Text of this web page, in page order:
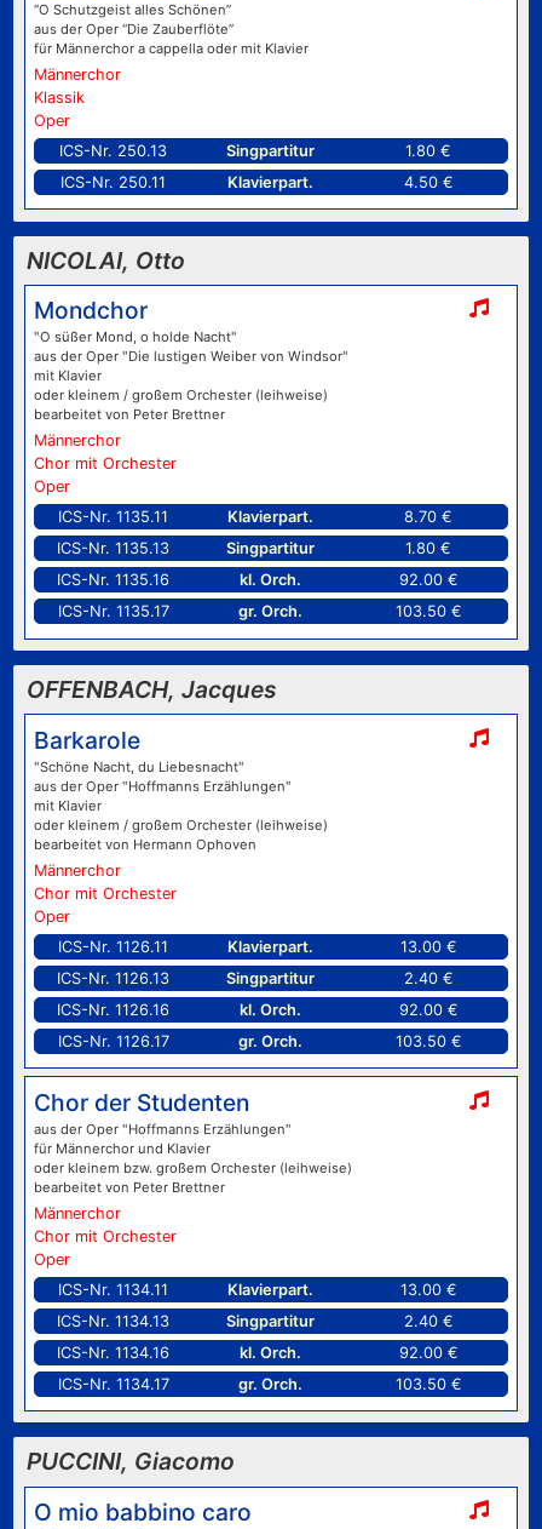
“O Schutzgeist alles Schönen”
aus der Oper “Die Zauberflöte”
für Männerchor a cappella oder mit Klavier
Männerchor
Klassik
Oper
ICS-Nr. 250.13
Singpartitur
1.80 €
ICS-Nr. 250.11
Klavierpart. 4.50 €
NICOLAI, Otto
Mondchor
"O süßer Mond, o holde Nacht"
aus der Oper "Die lustigen Weiber von Windsor"
mit Klavier
oder kleinem / großem Orchester (leihweise)
bearbeitet von Peter Brettner
Männerchor
Chor mit Orchester
Oper
ICS-Nr. 1135.11
Klavierpart.
8.70 €
ICS-Nr. 1135.13
Singpartitur
1.80 €
ICS-Nr. 1135.16
kl. Orch.
92.00 €
ICS-Nr. 1135.17
gr. Orch. 103.50 €
OFFENBACH, Jacques
Barkarole
"Schöne Nacht, du Liebesnacht"
aus der Oper "Hoffmanns Erzählungen"
mit Klavier
oder kleinem / großem Orchester (leihweise)
bearbeitet von Hermann Ophoven
Männerchor
Chor mit Orchester
Oper
ICS-Nr. 1126.11
Klavierpart.
13.00 €
ICS-Nr. 1126.13
Singpartitur
2.40 €
ICS-Nr. 1126.16
kl. Orch.
92.00 €
ICS-Nr. 1126.17
gr. Orch. 103.50 €
Chor der Studenten
aus der Oper "Hoffmanns Erzählungen"
für Männerchor und Klavier
oder kleinem bzw. großem Orchester (leihweise)
bearbeitet von Peter Brettner
Männerchor
Chor mit Orchester
Oper
ICS-Nr. 1134.11
Klavierpart.
13.00 €
ICS-Nr. 1134.13
Singpartitur
2.40 €
ICS-Nr. 1134.16
kl. Orch.
92.00 €
ICS-Nr. 1134.17
gr. Orch. 103.50 €
PUCCINI, Giacomo
O mio babbino caro